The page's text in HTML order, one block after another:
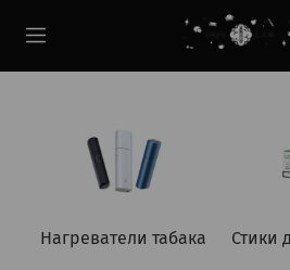
Нагреватели табака
Стики